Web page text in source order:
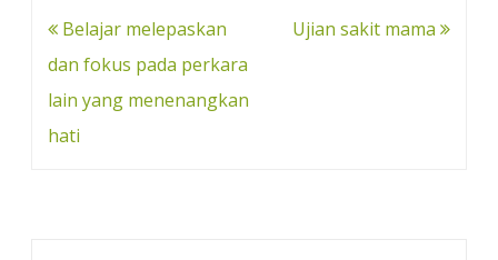
o
e
t
s
r
Post
navigation
Belajar melepaskan
dan fokus pada perkara
lain yang menenangkan
hati
Ujian sakit mama